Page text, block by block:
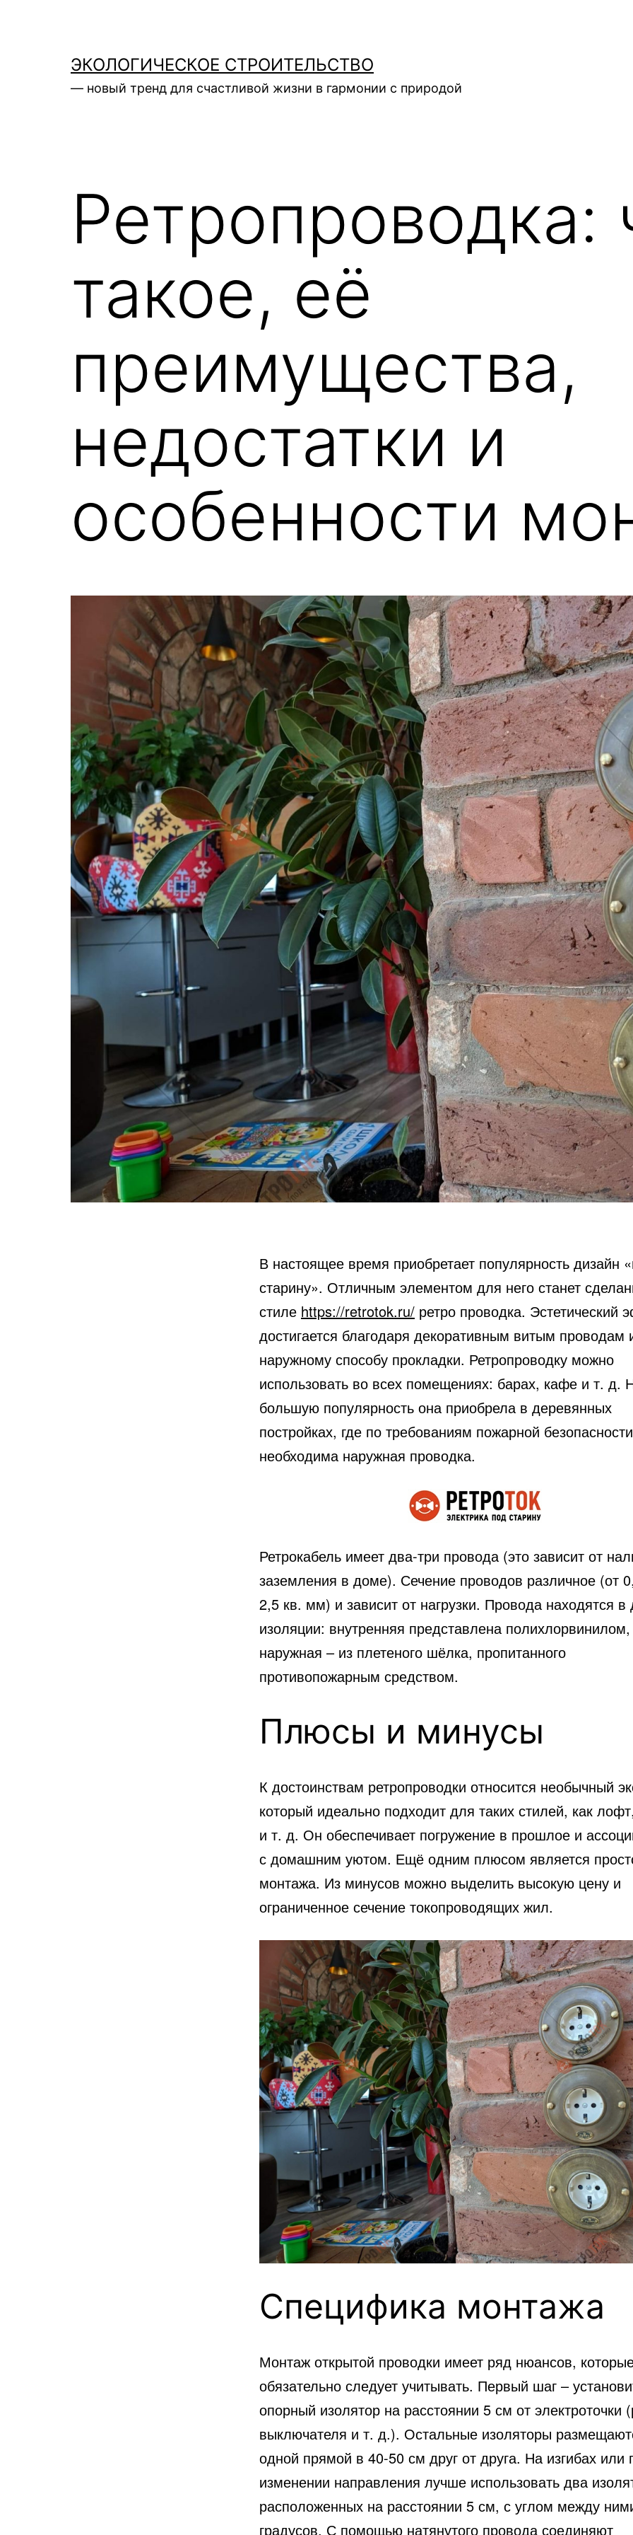
содержимомуЭКОЛОГИЧЕСКОЕ СТРОИТЕЛЬСТВО
— новый тренд для счастливой жизни в гармонии с природой
Ретропроводка:
такое, её
преимущества,
недостатки и
особенности
В настоящее время приобретает популярность дизайн
старину». Отличным элементом для него станет
стиле https://retrotok.ru/ ретро проводка. Эстетический
достигается благодаря декоративным витым проводам
наружному способу прокладки. Ретропроводку можно
использовать во всех помещениях: барах, кафе и т. д.
большую популярность она приобрела в деревянных
постройках, где по требованиям пожарной безопасности
необходима наружная проводка.
Ретрокабель имеет два-три провода (это зависит от
заземления в доме). Сечение проводов различное (от
2,5 кв. мм) и зависит от нагрузки. Провода находятся в
изоляции: внутренняя представлена
наружная – из плетеного шёлка, пропитанного
противопожарным средством.
Плюсы и минусы
К достоинствам ретропроводки относится необычный
который идеально подходит для таких стилей, как
и т. д. Он обеспечивает погружение в прошлое и
с домашним уютом. Ещё одним плюсом является
монтажа. Из минусов можно выделить высокую цену и
ограниченное сечение токопроводящих жил.
Специфика монтажа
Монтаж открытой проводки имеет ряд нюансов,
обязательно следует учитывать. Первый шаг –
опорный изолятор на расстоянии 5 см от электроточки
выключателя и т. д.). Остальные изоляторы
одной прямой в 40-50 см друг от друга. На изгибах или
изменении направления лучше использовать два
расположенных на расстоянии 5 см, с углом между
градусов. С помощью натянутого провода соединяют